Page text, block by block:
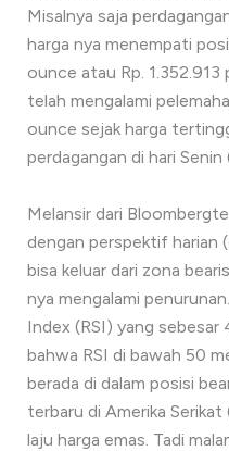
Misalnya saja
harga nya menempati
ounce atau Rp.
telah mengalami
ounce sejak harga
perdagangan di hari
Melansir dari
dengan perspektif harian
bisa keluar dari zona
nya mengalami
Index (RSI) yang sebesar
bahwa RSI di bawah 50
berada di dalam posisi
terbaru di Amerika
laju harga emas. Tadi